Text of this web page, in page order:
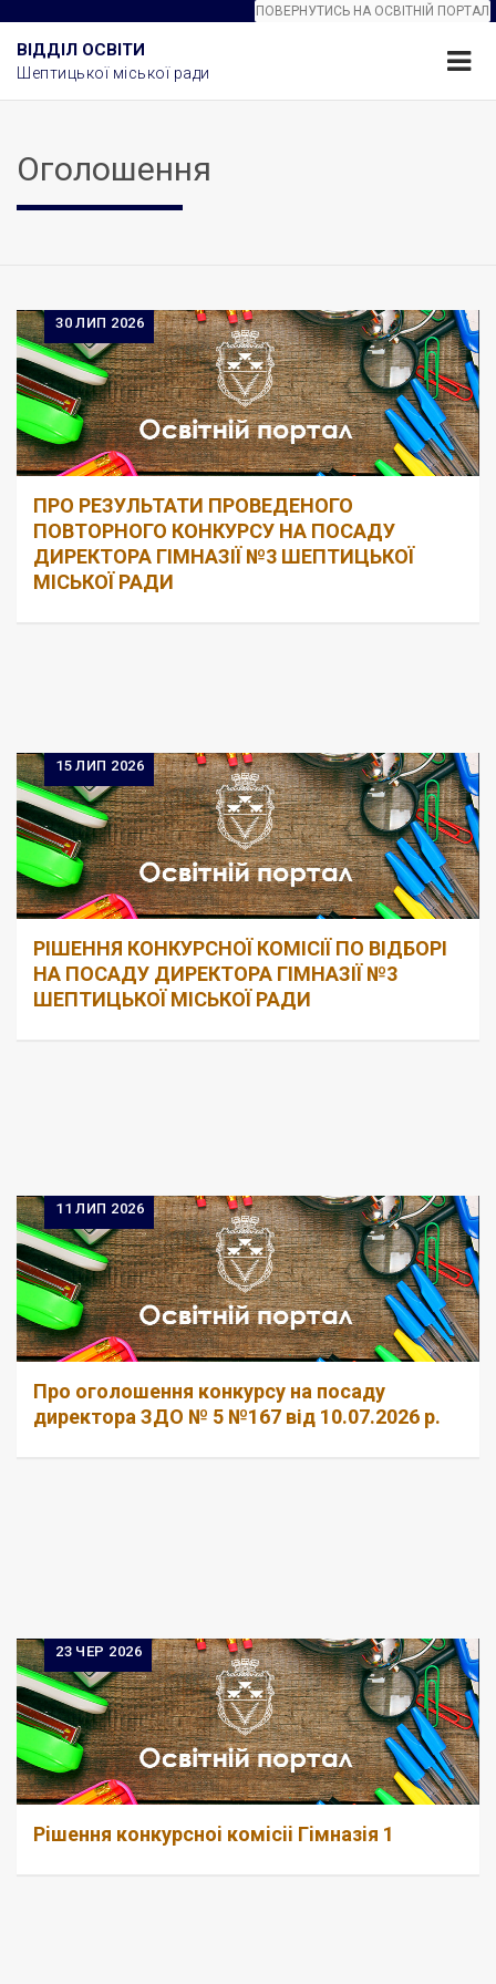
ПОВЕРНУТИСЬ НА ОСВІТНІЙ ПОРТАЛ
ВІДДІЛ ОСВІТИ
Шептицької міської ради
Оголошення
30 ЛИП 2026
ПРО РЕЗУЛЬТАТИ ПРОВЕДЕНОГО
ПОВТОРНОГО КОНКУРСУ НА ПОСАДУ
ДИРЕКТОРА ГІМНАЗІЇ №3 ШЕПТИЦЬКОЇ
МІСЬКОЇ РАДИ
15 ЛИП 2026
РІШЕННЯ КОНКУРСНОЇ КОМІСІЇ ПО ВІДБОРІ
НА ПОСАДУ ДИРЕКТОРА ГІМНАЗІЇ №3
ШЕПТИЦЬКОЇ МІСЬКОЇ РАДИ
11 ЛИП 2026
Про оголошення конкурсу на посаду
директора ЗДО № 5 №167 від 10.07.2026 р.
23 ЧЕР 2026
Рiшення конкурсноi комiсii Гiмназiя 1